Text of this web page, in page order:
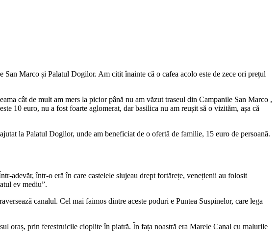
Marco și Palatul Dogilor. Am citit înainte că o cafea acolo este de zece ori prețul
cât de mult am mers la picior până nu am văzut traseul din Campanile San Marco ,
10 euro, nu a fost foarte aglomerat, dar basilica nu am reușit să o vizităm, așa că
la Palatul Dogilor, unde am beneficiat de o ofertă de familie, 15 euro de persoană.
adevăr, într-o eră în care castelele slujeau drept fortărețe, venețienii au folosit
ev mediu”.
canalul. Cel mai faimos dintre aceste poduri e Puntea Suspinelor, care lega
oraș, prin ferestruicile cioplite în piatră. În fața noastră era Marele Canal cu malurile